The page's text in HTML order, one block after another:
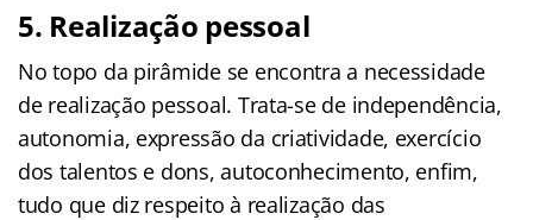
5. Realização pessoal
No topo da pirâmide se encontra a necessidade
de realização pessoal. Trata-se de independência,
autonomia, expressão da criatividade, exercício
dos talentos e dons, autoconhecimento, enfim,
tudo que diz respeito à realização das